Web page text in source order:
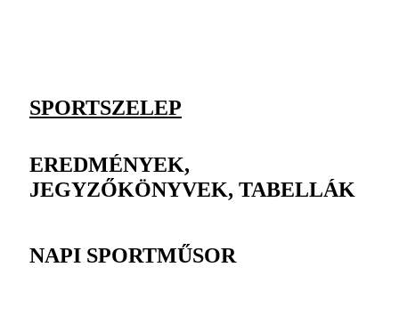
SPORTSZELEP
EREDMÉNYEK,
JEGYZŐKÖNYVEK, TABELLÁK
NAPI SPORTMŰSOR